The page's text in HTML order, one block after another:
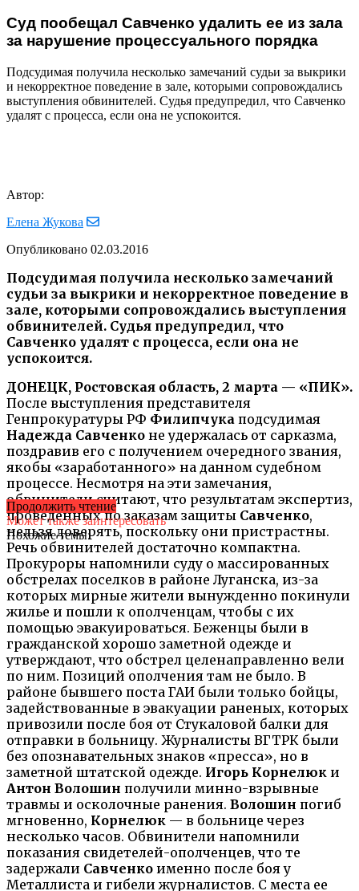
Суд пообещал Савченко удалить ее из зала
за нарушение процессуального порядка
Подсудимая получила несколько замечаний судьи за выкрики
и некорректное поведение в зале, которыми сопровождались
выступления обвинителей. Судья предупредил, что Савченко
удалят с процесса, если она не успокоится.
Автор:
Елена Жукова
Опубликовано 02.03.2016
Подсудимая получила несколько замечаний
судьи за выкрики и некорректное поведение в
зале, которыми сопровождались выступления
обвинителей. Судья предупредил, что
Савченко удалят с процесса, если она не
успокоится.
ДОНЕЦК, Ростовская область, 2 марта — «ПИК».
После выступления представителя
Генпрокуратуры РФ Филипчука подсудимая
Надежда Савченко не удержалась от сарказма,
поздравив его с получением очередного звания,
якобы «заработанного» на данном судебном
процессе. Несмотря на эти замечания,
обвинители считают, что результатам экспертиз,
проведенных по заказам защиты Савченко,
нельзя доверять, поскольку они пристрастны.
Речь обвинителей достаточно компактна.
Прокуроры напомнили суду о массированных
обстрелах поселков в районе Луганска, из-за
которых мирные жители вынужденно покинули
жилье и пошли к ополченцам, чтобы с их
помощью эвакуироваться. Беженцы были в
гражданской хорошо заметной одежде и
утверждают, что обстрел целенаправленно вели
по ним. Позиций ополчения там не было. В
районе бывшего поста ГАИ были только бойцы,
задействованные в эвакуации раненых, которых
привозили после боя от Стукаловой балки для
отправки в больницу. Журналисты ВГТРК были
без опознавательных знаков «пресса», но в
заметной штатской одежде. Игорь Корнелюк и
Антон Волошин получили минно-взрывные
травмы и осколочные ранения. Волошин погиб
мгновенно, Корнелюк — в больнице через
несколько часов. Обвинители напомнили
показания свидетелей-ополченцев, что те
задержали Савченко именно после боя у
Металлиста и гибели журналистов. С места ее
Продолжить чтение
Может также заинтересовать
Похожие темы: